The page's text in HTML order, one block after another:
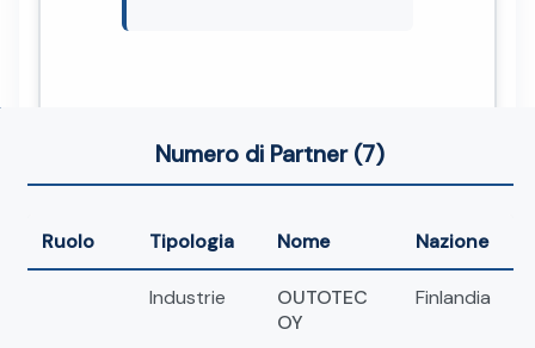
Numero di Partner (7)
Ruolo Tipologia Nome Nazione
Industrie
OUTOTEC
OY
Finlandia